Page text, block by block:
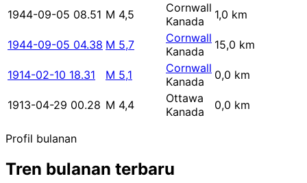
1944-09-05 08.51 M 4,5
Cornwall
Kanada
1,0 km
1944-09-05 04.38 M 5,7
Cornwall
Kanada
15,0 km
1914-02-10 18.31 M 5,1
Cornwall
Kanada
0,0 km
1913-04-29 00.28 M 4,4
Ottawa
Kanada
0,0 km
Profil bulanan
Tren bulanan terbaru